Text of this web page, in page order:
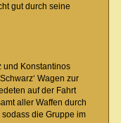
gut durch seine
und Konstantinos
Wagen zur
auf der Fahrt
aller Waffen durch
die Gruppe im